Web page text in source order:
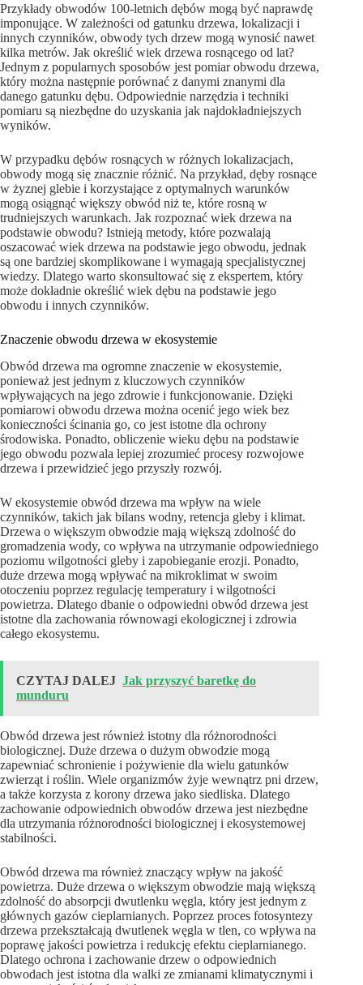
Przykłady obwodów 100-letnich dębów mogą być naprawdę
imponujące. W zależności od gatunku drzewa, lokalizacji i
innych czynników, obwody tych drzew mogą wynosić nawet
kilka metrów. Jak określić wiek drzewa rosnącego od lat?
Jednym z popularnych sposobów jest pomiar obwodu drzewa,
który można następnie porównać z danymi znanymi dla
danego gatunku dębu. Odpowiednie narzędzia i techniki
pomiaru są niezbędne do uzyskania jak najdokładniejszych
wyników.
W przypadku dębów rosnących w różnych lokalizacjach,
obwody mogą się znacznie różnić. Na przykład, dęby rosnące
w żyznej glebie i korzystające z optymalnych warunków
mogą osiągnąć większy obwód niż te, które rosną w
trudniejszych warunkach. Jak rozpoznać wiek drzewa na
podstawie obwodu? Istnieją metody, które pozwalają
oszacować wiek drzewa na podstawie jego obwodu, jednak
są one bardziej skomplikowane i wymagają specjalistycznej
wiedzy. Dlatego warto skonsultować się z ekspertem, który
może dokładnie określić wiek dębu na podstawie jego
obwodu i innych czynników.
Znaczenie obwodu drzewa w ekosystemie
Obwód drzewa ma ogromne znaczenie w ekosystemie,
ponieważ jest jednym z kluczowych czynników
wpływających na jego zdrowie i funkcjonowanie. Dzięki
pomiarowi obwodu drzewa można ocenić jego wiek bez
konieczności ścinania go, co jest istotne dla ochrony
środowiska. Ponadto, obliczenie wieku dębu na podstawie
jego obwodu pozwala lepiej zrozumieć procesy rozwojowe
drzewa i przewidzieć jego przyszły rozwój.
W ekosystemie obwód drzewa ma wpływ na wiele
czynników, takich jak bilans wodny, retencja gleby i klimat.
Drzewa o większym obwodzie mają większą zdolność do
gromadzenia wody, co wpływa na utrzymanie odpowiedniego
poziomu wilgotności gleby i zapobieganie erozji. Ponadto,
duże drzewa mogą wpływać na mikroklimat w swoim
otoczeniu poprzez regulację temperatury i wilgotności
powietrza. Dlatego dbanie o odpowiedni obwód drzewa jest
istotne dla zachowania równowagi ekologicznej i zdrowia
całego ekosystemu.
CZYTAJ DALEJ Jak przyszyć baretkę do
munduru
Obwód drzewa jest również istotny dla różnorodności
biologicznej. Duże drzewa o dużym obwodzie mogą
zapewniać schronienie i pożywienie dla wielu gatunków
zwierząt i roślin. Wiele organizmów żyje wewnątrz pni drzew,
a także korzysta z korony drzewa jako siedliska. Dlatego
zachowanie odpowiednich obwodów drzewa jest niezbędne
dla utrzymania różnorodności biologicznej i ekosystemowej
stabilności.
Obwód drzewa ma również znaczący wpływ na jakość
powietrza. Duże drzewa o większym obwodzie mają większą
zdolność do absorpcji dwutlenku węgla, który jest jednym z
głównych gazów cieplarnianych. Poprzez proces fotosyntezy
drzewa przekształcają dwutlenek węgla w tlen, co wpływa na
poprawę jakości powietrza i redukcję efektu cieplarnianego.
Dlatego ochrona i zachowanie drzew o odpowiednich
obwodach jest istotna dla walki ze zmianami klimatycznymi i